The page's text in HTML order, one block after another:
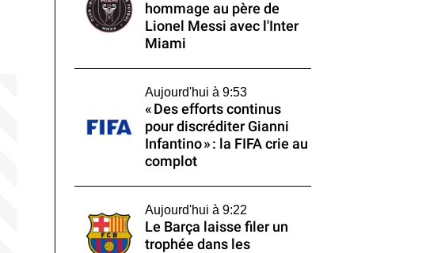
hommage au père de
Lionel Messi avec l'Inter
Miami
Aujourd'hui à 9:53
« Des efforts continus
pour discréditer Gianni
Infantino » : la FIFA crie au
complot
Aujourd'hui à 9:22
Le Barça laisse filer un
trophée dans les